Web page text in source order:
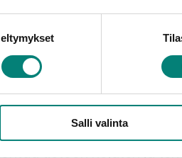
Salli valinta
syntyy parempia
isännöitsijän työ
eri paikoista.
ei ole enää mikään
tietoon nojaten ja